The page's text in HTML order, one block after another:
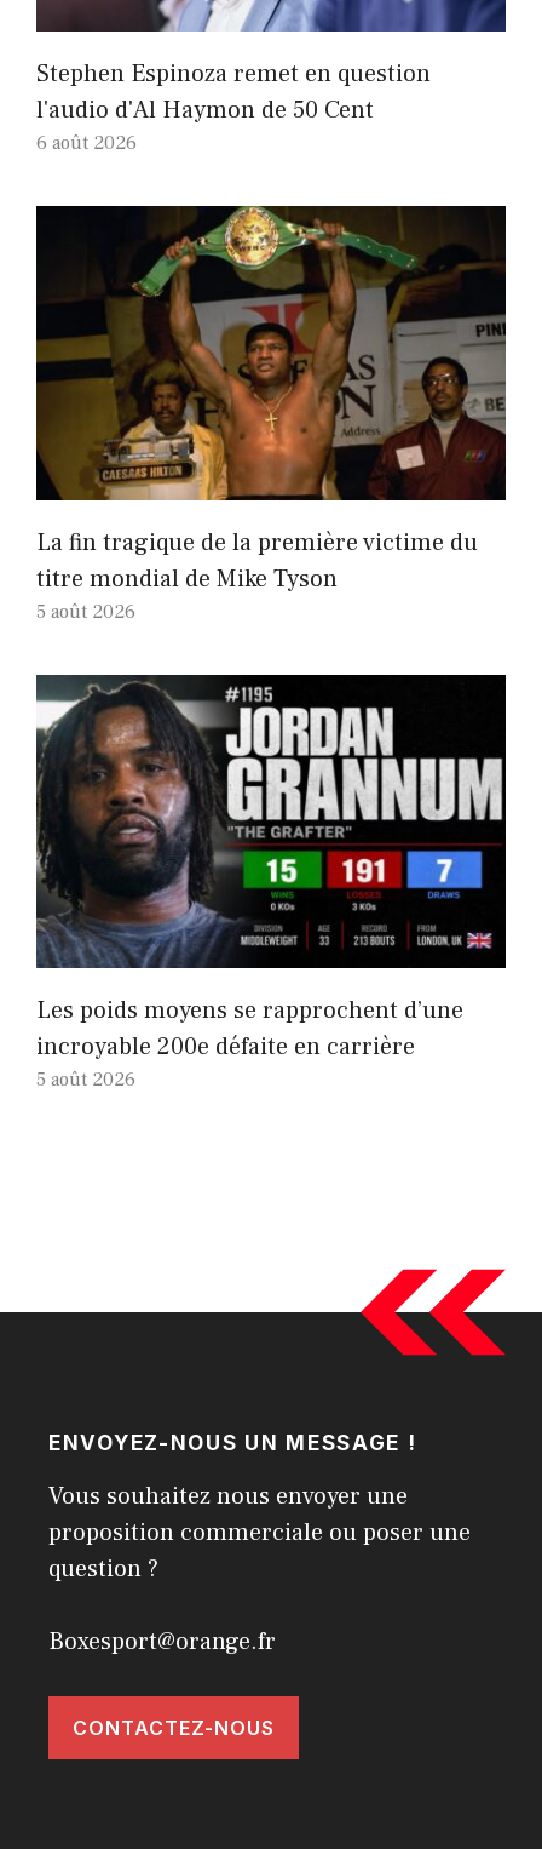
Stephen Espinoza remet en question
l'audio d'Al Haymon de 50 Cent
6 août 2026
La fin tragique de la première victime du
titre mondial de Mike Tyson
5 août 2026
Les poids moyens se rapprochent d’une
incroyable 200e défaite en carrière
5 août 2026
ENVOYEZ-NOUS UN MESSAGE !
Vous souhaitez nous envoyer une
proposition commerciale ou poser une
question ?
Boxesport@orange.fr
CONTACTEZ-NOUS